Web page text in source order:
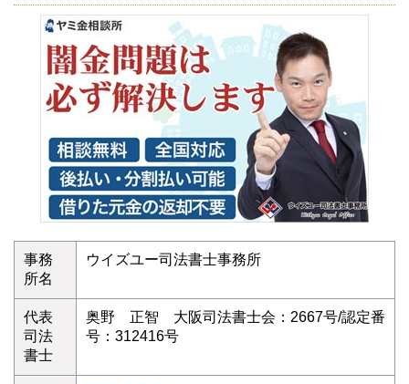
事務
所名
ウイズユー司法書士事務所
代表
司法
書士
奥野 正智 大阪司法書士会：2667号/認定番
号：312416号